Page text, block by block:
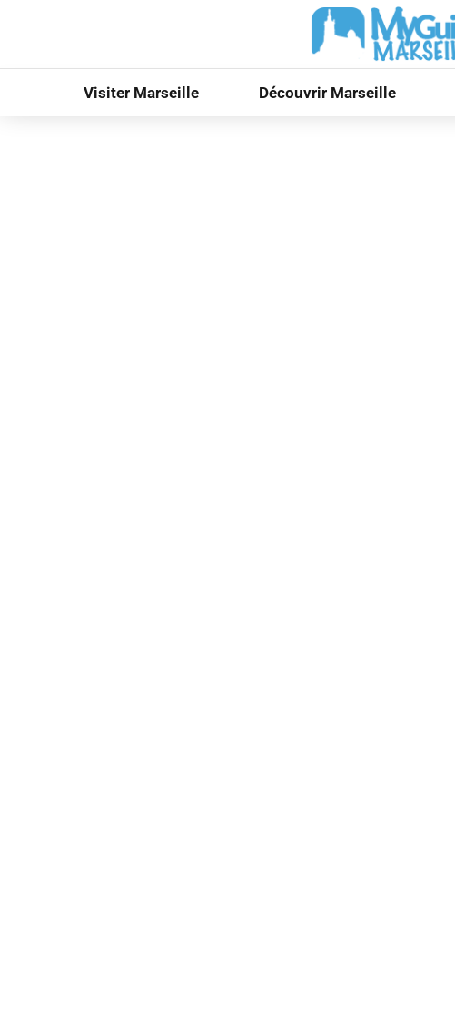
Visiter Marseille Découvrir Marseille